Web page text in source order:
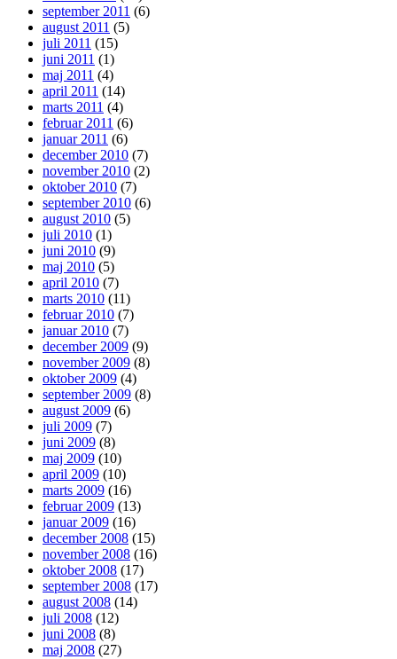
september 2011 (6)
august 2011 (5)
juli 2011 (15)
juni 2011 (1)
maj 2011 (4)
april 2011 (14)
marts 2011 (4)
februar 2011 (6)
januar 2011 (6)
december 2010 (7)
november 2010 (2)
oktober 2010 (7)
september 2010 (6)
august 2010 (5)
juli 2010 (1)
juni 2010 (9)
maj 2010 (5)
april 2010 (7)
marts 2010 (11)
februar 2010 (7)
januar 2010 (7)
december 2009 (9)
november 2009 (8)
oktober 2009 (4)
september 2009 (8)
august 2009 (6)
juli 2009 (7)
juni 2009 (8)
maj 2009 (10)
april 2009 (10)
marts 2009 (16)
februar 2009 (13)
januar 2009 (16)
december 2008 (15)
november 2008 (16)
oktober 2008 (17)
september 2008 (17)
august 2008 (14)
juli 2008 (12)
juni 2008 (8)
maj 2008 (27)